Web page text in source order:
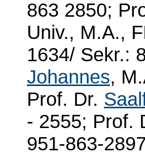
863 2850;
Univ., M.A.,
1634/ Sekr.:
Johannes,
Prof. Dr.
- 2555; Prof.
951-863-